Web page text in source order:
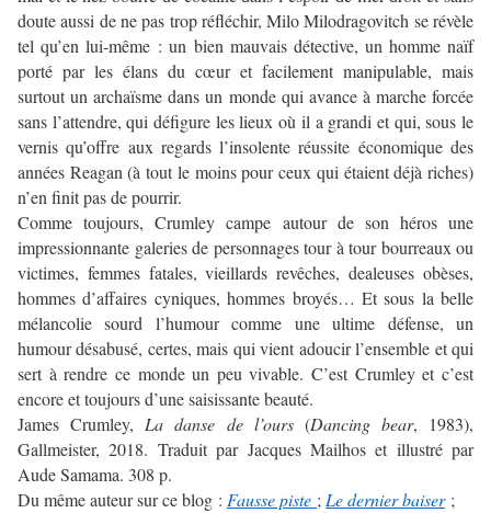
doute aussi de ne pas trop réfléchir, Milo Milodragovitch se révèle
tel qu’en lui-même : un bien mauvais détective, un homme naïf
porté par les élans du cœur et facilement manipulable, mais
surtout un archaïsme dans un monde qui avance à marche forcée
sans l’attendre, qui défigure les lieux où il a grandi et qui, sous le
vernis qu’offre aux regards l’insolente réussite économique des
années Reagan (à tout le moins pour ceux qui étaient déjà riches)
n’en finit pas de pourrir.
Comme toujours, Crumley campe autour de son héros une
impressionnante galeries de personnages tour à tour bourreaux ou
victimes, femmes fatales, vieillards revêches, dealeuses obèses,
hommes d’affaires cyniques, hommes broyés… Et sous la belle
mélancolie sourd l’humour comme une ultime défense, un
humour désabusé, certes, mais qui vient adoucir l’ensemble et qui
sert à rendre ce monde un peu vivable. C’est Crumley et c’est
encore et toujours d’une saisissante beauté.
James Crumley, La danse de l’ours(Dancing bear, 1983),
Gallmeister, 2018. Traduit par Jacques Mailhos et illustré par
Aude Samama. 308 p.
Du même auteur sur ce blog : Fausse piste ; Le dernier baiser;